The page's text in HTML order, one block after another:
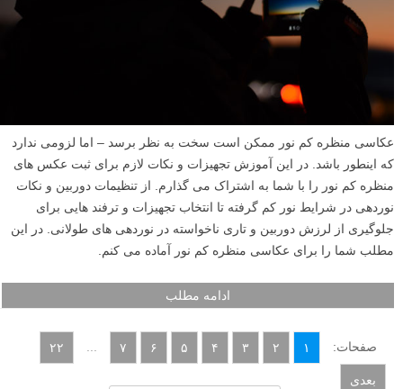
عکاسی منظره کم نور ممکن است سخت به نظر برسد – اما لزومی ندارد
که اینطور باشد. در این آموزش تجهیزات و نکات لازم برای ثبت عکس های
منظره کم نور را با شما به اشتراک می گذارم. از تنظیمات دوربین و نکات
نوردهی در شرایط نور کم گرفته تا انتخاب تجهیزات و ترفند هایی برای
جلوگیری از لرزش دوربین و تاری ناخواسته در نوردهی های طولانی. در این
مطلب شما را برای عکاسی منظره کم نور آماده می کنم.
ادامه مطلب
صفحات: ۱ ۲ ۳ ۴ ۵ ۶ ۷ ۲۲
بعدی